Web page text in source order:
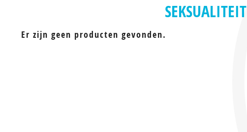
SEKSUALITEIT
Er zijn geen producten gevonden.